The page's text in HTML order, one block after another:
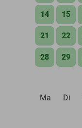
14 15
21 22
28 29
Ma
Di